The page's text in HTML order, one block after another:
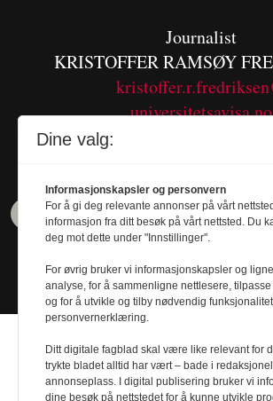
Journalist
KRISTOFFER RAMSØY
universitetsavisa.no
Dine valg:
Informasjonskapsler og personvern
For å gi deg relevante annonser på vårt
informasjon fra ditt besøk på vårt nettsted. Du
deg mot dette under "Innstillinger".
For øvrig bruker vi informasjonskapsler og
analyse, for å sammenligne nettlesere,
og for å utvikle og tilby nødvendig
personvernerklæring.
Ditt digitale fagblad skal være like relevant for
trykte bladet alltid har vært – bade i
annonseplass. I digital publisering bruker vi
dine besøk på nettstedet for å kunne utvikle